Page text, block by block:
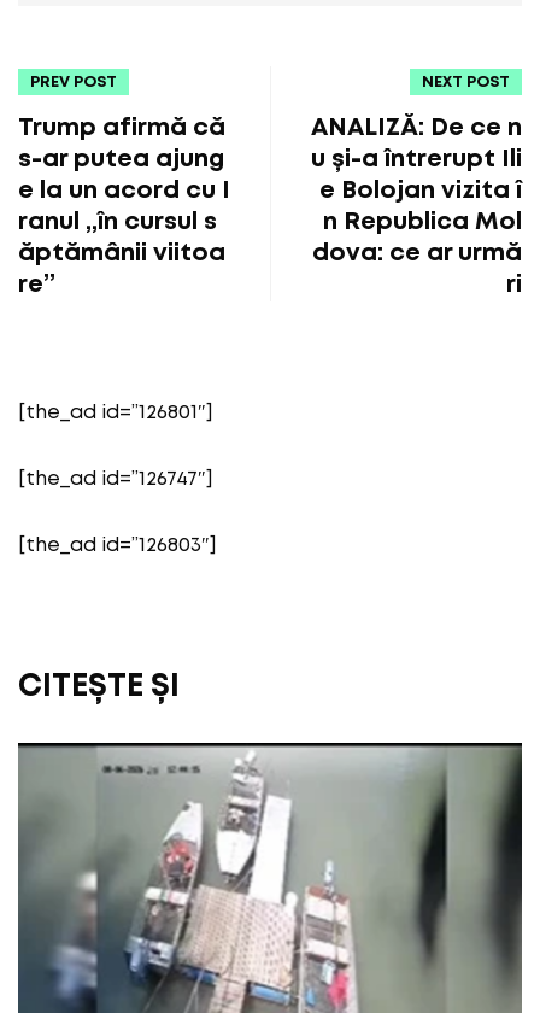
PREV POST
Trump afirmă că
s-ar putea ajung
e la un acord cu I
ranul „în cursul s
ăptămânii viitoa
re”
NEXT POST
ANALIZĂ: De ce n
u și-a întrerupt Ili
e Bolojan vizita î
n Republica Mol
dova: ce ar urmă
ri
[the_ad id=”126801″]
[the_ad id=”126747″]
[the_ad id=”126803″]
CITEȘTE ȘI